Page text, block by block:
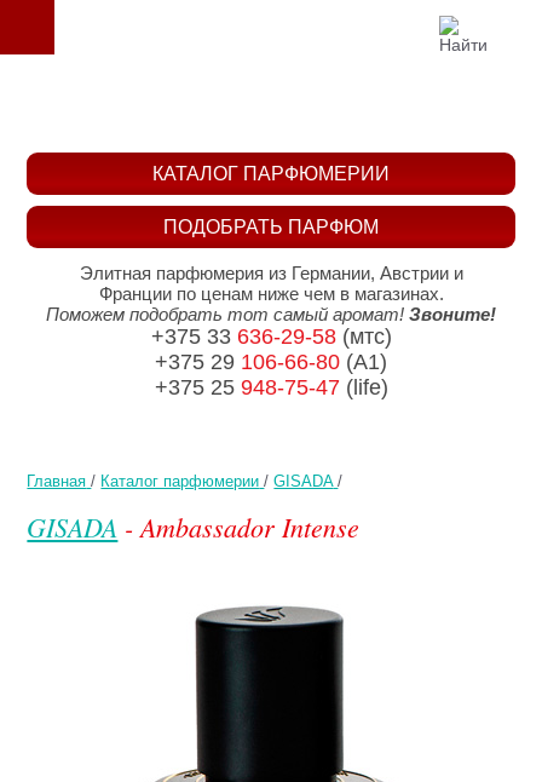
Главная / Каталог парфюмерии /GISADA /
GISADA - Ambassador Intense
ПОДОБРАТЬ ПАРФЮМ
КАТАЛОГ ПАРФЮМЕРИИ
Элитная парфюмерия из Германии, Австрии и
Франции по ценам ниже чем в магазинах.
Поможем подобрать тот самый аромат! Звоните!
+375 33 636-29-58(мтс)
+375 29 106-66-80 (A1)
+375 25 948-75-47(life)